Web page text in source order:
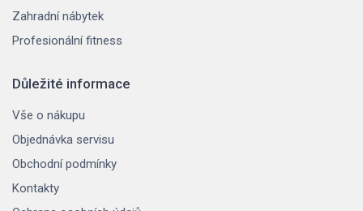
Zahradní nábytek
Profesionální fitness
Důležité informace
Vše o nákupu
Objednávka servisu
Obchodní podmínky
Kontakty